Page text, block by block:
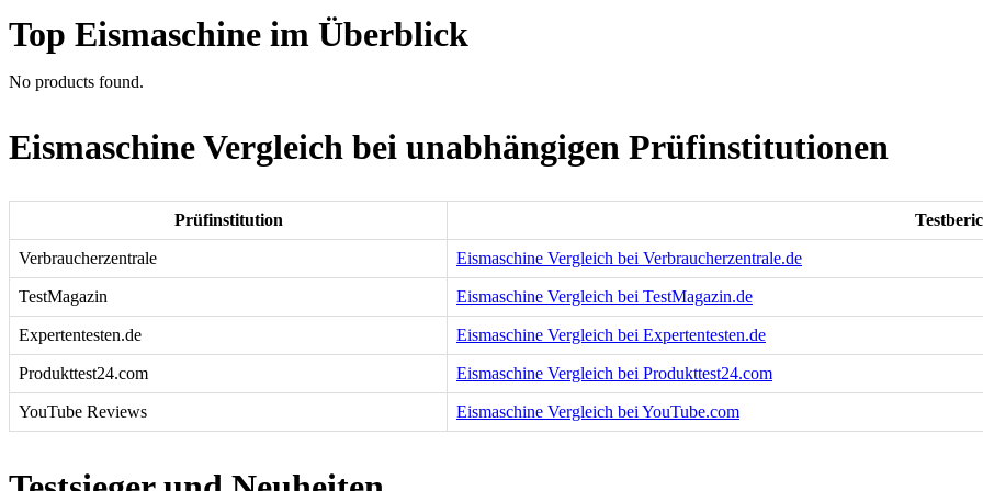
Top Eismaschine im Überblick
No products found.
Eismaschine Vergleich bei unabhängigen Prüfinstitutionen
Prüfinstitution
Verbraucherzentrale Eismaschine Vergleich bei Verbraucherzentrale.de
TestMagazin Eismaschine Vergleich bei TestMagazin.de
Expertentesten.de Eismaschine Vergleich bei Expertentesten.de
Produkttest24.com Eismaschine Vergleich bei Produkttest24.com
YouTube Reviews Eismaschine Vergleich bei YouTube.com